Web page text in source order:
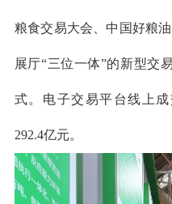
粮食交易大会、中国好粮
展厅“三位一体”的新型交
式。电子交易平台线上
292.4亿元。